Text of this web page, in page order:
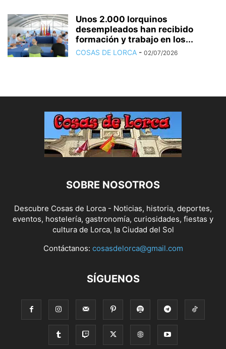
Unos 2.000 lorquinos
desempleados han recibido
formación y trabajo en los...
COSAS DE LORCA - 02/07/2026
SOBRE NOSOTROS
Descubre Cosas de Lorca - Noticias, historia, deportes,
eventos, hostelería, gastronomía, curiosidades, fiestas y
cultura de Lorca, la Ciudad del Sol
Contáctanos: cosasdelorca@gmail.com
SÍGUENOS